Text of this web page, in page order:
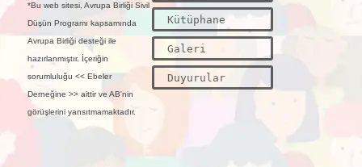
*Bu web sitesi, Avrupa Birliği Sivil
Düşün Programı kapsamında
Avrupa Birliği desteği ile
hazırlanmıştır. İçeriğin
sorumluluğu << Ebeler
Derneğine >> aittir ve AB'nin
görüşlerini yansıtmamaktadır.
Kütüphane
Galeri
Duyurular